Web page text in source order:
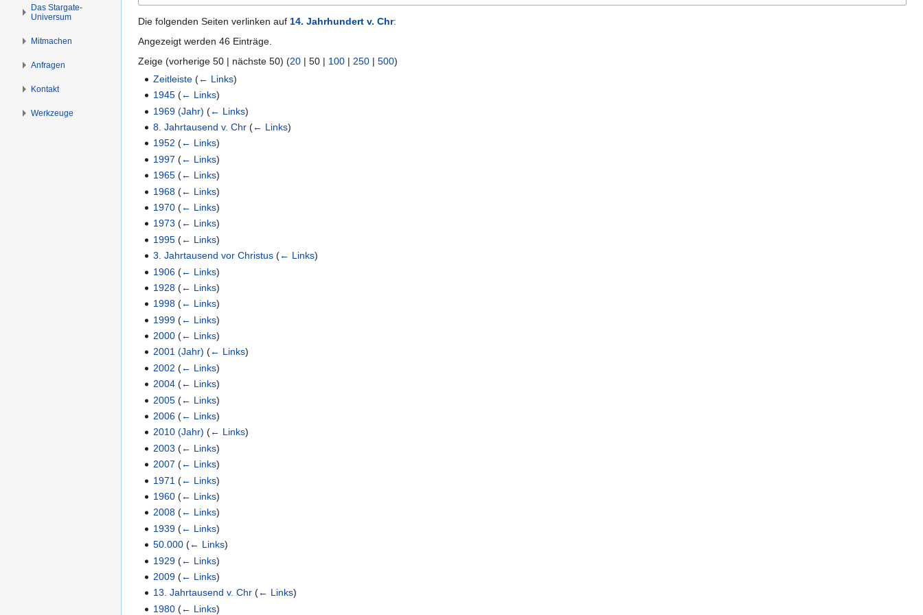
n
s
r
i
n
g
n
Die folgenden Seiten verlinken auf 14. Jahrhundert v. Chr:
Angezeigt werden 46 Einträge.
Zeige (vorherige 50 | nächste 50) (20 | 50 | 100 | 250 | 500)
Zeitleiste (← Links)
1945 (← Links)
1969 (Jahr) (← Links)
8. Jahrtausend v. Chr (← Links)
1952 (← Links)
1997 (← Links)
1965 (← Links)
1968 (← Links)
1970 (← Links)
1973 (← Links)
1995 (← Links)
3. Jahrtausend vor Christus (← Links)
1906 (← Links)
1928 (← Links)
1998 (← Links)
1999 (← Links)
2000 (← Links)
2001 (Jahr) (← Links)
2002 (← Links)
2004 (← Links)
2005 (← Links)
2006 (← Links)
2010 (Jahr) (← Links)
2003 (← Links)
2007 (← Links)
1971 (← Links)
1960 (← Links)
2008 (← Links)
1939 (← Links)
50.000 (← Links)
1929 (← Links)
2009 (← Links)
13. Jahrtausend v. Chr (← Links)
1980 (← Links)
Das Stargate-
Universum
Mitmachen
Anfragen
Kontakt
Werkzeuge